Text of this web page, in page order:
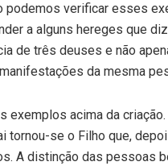
verificar esses
a alguns hereges que
de três deuses e não
da mesma
acima da
se o Filho que,
A distinção das pessoas